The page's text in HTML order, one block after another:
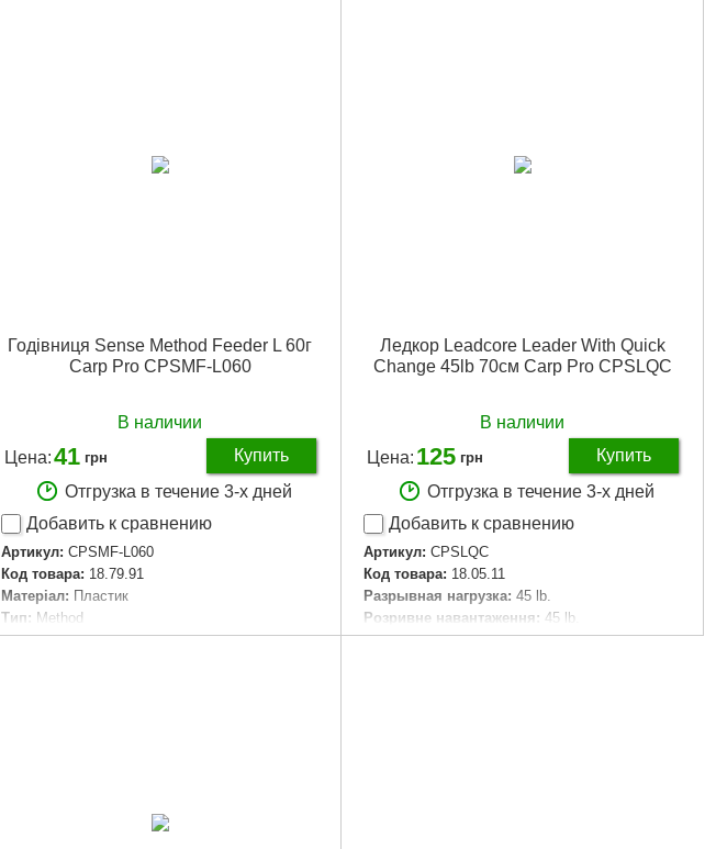
Годівниця Sense Method Feeder L 60г
Carp Pro CPSMF-L060
В наличии
Цена:41 грн
Купить
Отгрузка в течение 3-х дней
Добавить к сравнению
Артикул: CPSMF-L060
Код товара: 18.79.91
Матеріал: Пластик
Тип: Method
Материал: Пластик
Подробнее...
Ледкор Leadcore Leader With Quick
Change 45lb 70см Carp Pro CPSLQC
В наличии
Цена: 125 грн
Купить
Отгрузка в течение 3-х дней
Добавить к сравнению
Артикул: CPSLQC
Код товара: 18.05.11
Разрывная нагрузка: 45 lb.
Розривне навантаження: 45 lb.
Колір: Camo